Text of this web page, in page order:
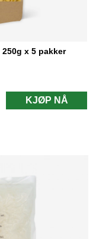
x 5 pakker
KJØP NÅ